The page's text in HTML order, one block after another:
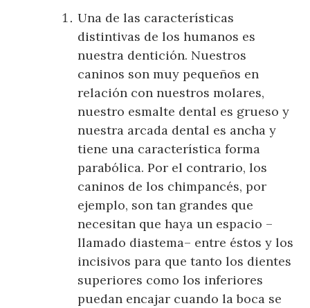
Una de las características
distintivas de los humanos es
nuestra dentición. Nuestros
caninos son muy pequeños en
relación con nuestros molares,
nuestro esmalte dental es grueso y
nuestra arcada dental es ancha y
tiene una característica forma
parabólica. Por el contrario, los
caninos de los chimpancés, por
ejemplo, son tan grandes que
necesitan que haya un espacio –
llamado diastema– entre éstos y los
incisivos para que tanto los dientes
superiores como los inferiores
puedan encajar cuando la boca se